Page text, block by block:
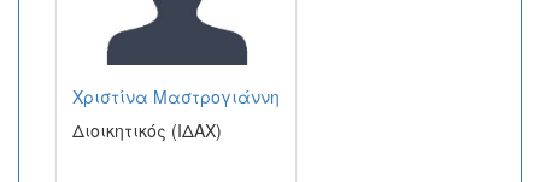
Χριστίνα Μαστρογιάννη
Διοικητικός (ΙΔΑΧ)